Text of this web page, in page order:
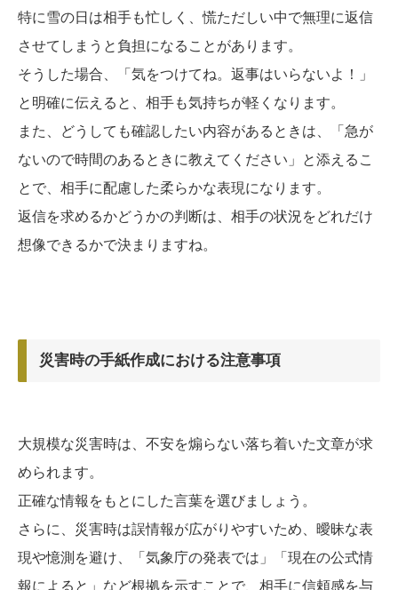
特に雪の日は相手も忙しく、慌ただしい中で無理に返信
させてしまうと負担になることがあります。
そうした場合、「気をつけてね。返事はいらないよ！」
と明確に伝えると、相手も気持ちが軽くなります。
また、どうしても確認したい内容があるときは、「急が
ないので時間のあるときに教えてください」と添えるこ
とで、相手に配慮した柔らかな表現になります。
返信を求めるかどうかの判断は、相手の状況をどれだけ
想像できるかで決まりますね。
災害時の手紙作成における注意事項
大規模な災害時は、不安を煽らない落ち着いた文章が求
められます。
正確な情報をもとにした言葉を選びましょう。
さらに、災害時は誤情報が広がりやすいため、曖昧な表
現や憶測を避け、「気象庁の発表では」「現在の公式情
報によると」など根拠を示すことで、相手に信頼感を与